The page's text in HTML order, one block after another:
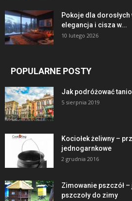
Pokoje dla dorosłych
elegancja i cisza w...
10 lutego 2026
POPULARNE POSTY
Jak podróżować
5 sierpnia 2019
Kociołek żeliwny –
jednogarnkowe
2 grudnia 2016
Zimowanie pszczół
pszczoły do zimy